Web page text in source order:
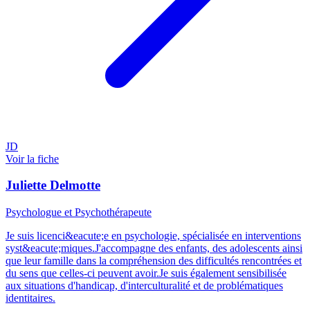
JD
Voir la fiche
Juliette Delmotte
Psychologue et Psychothérapeute
Je suis licenci&eacute;e en psychologie, spécialisée en interventions
syst&eacute;miques.J'accompagne des enfants, des adolescents ainsi
que leur famille dans la compréhension des difficultés rencontrées et
du sens que celles-ci peuvent avoir.Je suis également sensibilisée
aux situations d'handicap, d'interculturalité et de problématiques
identitaires.